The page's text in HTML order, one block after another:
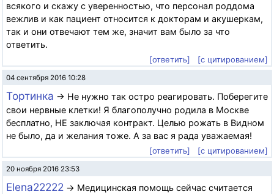
всякого и скажу с уверенностью, что персонал роддома
вежлив и как пациент относится к докторам и акушеркам,
так и они отвечают тем же, значит вам было за что
ответить.
[ответить] [с цитированием]
04 сентября 2016 10:28
Тортинка → Не нужно так остро реагировать. Поберегите
свои нервные клетки! Я благополучно родила в Москве
бесплатно, НЕ заключая контракт. Целью рожать в Видном
не было, да и желания тоже. А за вас я рада уважаемая!
[ответить] [с цитированием]
20 ноября 2016 23:53
Elena22222 → Медицинская помощь сейчас считается